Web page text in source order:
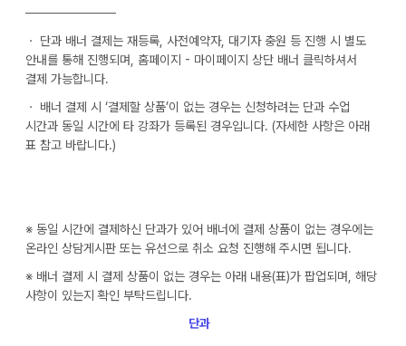
──────────
ㆍ 단과 배너 결제는 재등록, 사전예약자, 대기자 충원 등 진행 시 별도
안내를 통해 진행되며, 홈페이지 - 마이페이지 상단 배너 클릭하셔서
결제 가능합니다.
ㆍ 배너 결제 시 ‘결제할 상품’이 없는 경우는 신청하려는 단과 수업
시간과 동일 시간에 타 강좌가 등록된 경우입니다. (자세한 사항은 아래
표 참고 바랍니다.)
※ 동일 시간에 결제하신 단과가 있어 배너에 결제 상품이 없는 경우에는
온라인 상담게시판 또는 유선으로 취소 요청 진행해 주시면 됩니다.
※ 배너 결제 시 결제 상품이 없는 경우는 아래 내용(표)가 팝업되며, 해당
사항이 있는지 확인 부탁드립니다.
단과